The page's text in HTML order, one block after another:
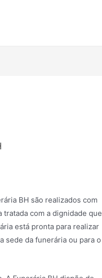
BH são realizados com
com a dignidade que
está pronta para realizar
sede da funerária ou para o